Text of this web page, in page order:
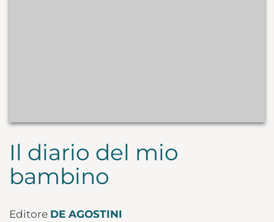
Il diario del mio
bambino
Editore DE AGOSTINI